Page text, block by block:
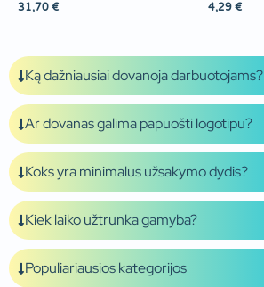
31,70 € 4,29 €
Ką dažniausiai dovanoja darbuotojams?
Ar dovanas galima papuošti logotipu?
Koks yra minimalus užsakymo dydis?
Kiek laiko užtrunka gamyba?
Populiariausios kategorijos